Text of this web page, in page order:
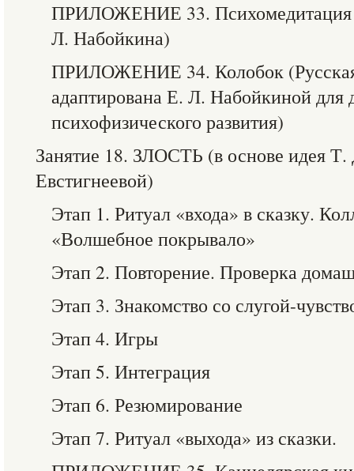
ПРИЛОЖЕНИЕ 33.
Л. Набойкина)
ПРИЛОЖЕНИЕ 34. Колобок (Русская
адаптирована Е. Л. Набойкиной для
психофизического развития)
Занятие 18. ЗЛОСТЬ (в основе идея Т.
Евстигнеевой)
Этап 1. Ритуал «входа» в сказку.
«Волшебное покрывало»
Этап 2. Повторение. Проверка
Этап 3. Знакомство со слугой-
Этап 4. Игры
Этап 5. Интеграция
Этап 6. Резюмирование
Этап 7. Ритуал «выхода» из сказки.